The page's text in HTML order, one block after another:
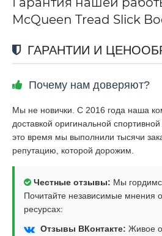
McQueen Tread Slick
ГАРАНТИИ И
Почему нам доверяют?
Мы не новички. С 2016 года наша
доставкой оригинальной
это время мы выполнили тысячи
репутацию, которой дорожим.
Честные отзывы: Мы
Почитайте независимые мнения
ресурсах:
Отзывы ВКонтакте: Живое